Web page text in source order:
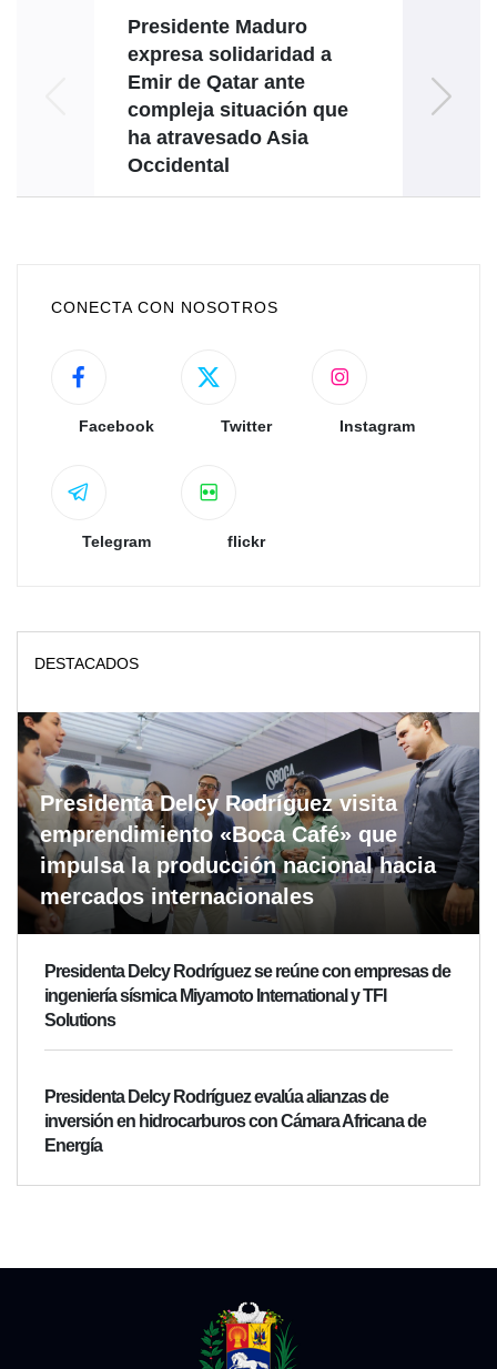
Presidente Maduro
expresa solidaridad a
Emir de Qatar ante
compleja situación que
ha atravesado Asia
Occidental
CONECTA CON NOSOTROS
Facebook Twitter Instagram
Telegram flickr
DESTACADOS
Presidenta Delcy Rodríguez visita
emprendimiento «Boca Café» que
impulsa la producción nacional hacia
mercados internacionales
Presidenta Delcy Rodríguez se reúne con empresas de
ingeniería sísmica Miyamoto International y TFI
Solutions
Presidenta Delcy Rodríguez evalúa alianzas de
inversión en hidrocarburos con Cámara Africana de
Energía